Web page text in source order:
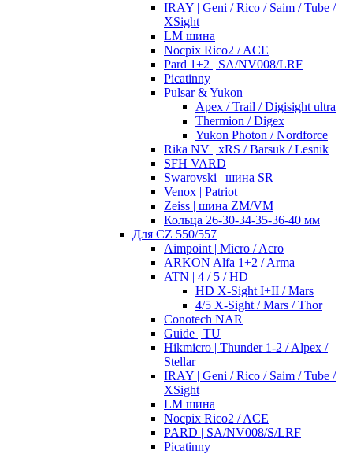
IRAY | Geni / Rico / Saim / Tube /
XSight
LM шина
Nocpix Rico2 / ACE
Pard 1+2 | SA/NV008/LRF
Picatinny
Pulsar & Yukon
Apex / Trail / Digisight ultra
Thermion / Digex
Yukon Photon / Nordforce
Rika NV | xRS / Barsuk / Lesnik
SFH VARD
Swarovski | шина SR
Venox | Patriot
Zeiss | шина ZM/VM
Кольца 26-30-34-35-36-40 мм
Для CZ 550/557
Aimpoint | Micro / Acro
ARKON Alfa 1+2 / Arma
ATN | 4 / 5 / HD
HD X-Sight I+II / Mars
4/5 X-Sight / Mars / Thor
Conotech NAR
Guide | TU
Hikmicro | Thunder 1-2 / Alpex /
Stellar
IRAY | Geni / Rico / Saim / Tube /
XSight
LM шина
Nocpix Rico2 / ACE
PARD | SA/NV008/S/LRF
Picatinny